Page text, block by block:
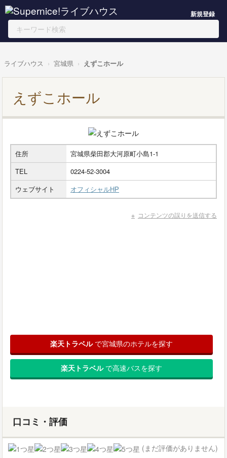
新規登録
ライブハウス 宮城県 えずこホール
えずこホール
住所
宮城県柴田郡大河原町小島1-1
TEL
0224-52-3004
ウェブサイト
オフィシャルHP
コンテンツの誤りを送信する
楽天トラベルで宮城県のホテルを探す
楽天トラベルで高速バスを探す
口コミ・評価
(まだ評価がありません)